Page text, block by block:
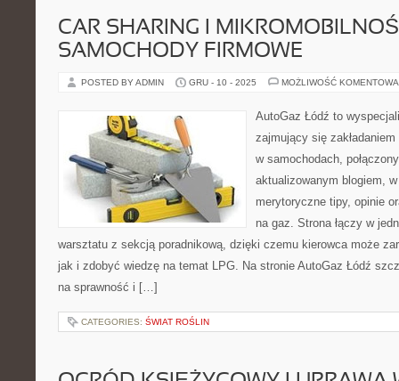
CAR SHARING I
SAMOCHODY FIRMOWE
POSTED BY ADMIN GRU - 10 - 2025 MOŻLIWOŚĆ
AutoGaz Łódź to
zajmujący się
w samochodach,
aktualizowanym blogiem,
merytoryczne tipy, opinie
na gaz. Strona łączy w
warsztatu z sekcją poradnikową, dzięki czemu kierowca może
jak i zdobyć wiedzę na temat LPG. Na stronie AutoGaz Łódź
na sprawność i […]
CATEGORIES: ŚWIAT ROŚLIN